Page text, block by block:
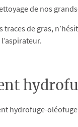
de nos
traces de gras,
hydrofuge-